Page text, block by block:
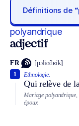
Définitions de
polyandrique
adjectif
FR [pɔliɑ̃dʀik]
Ethnologie.
Qui relève de
1
Mariage polyandrique,
époux.